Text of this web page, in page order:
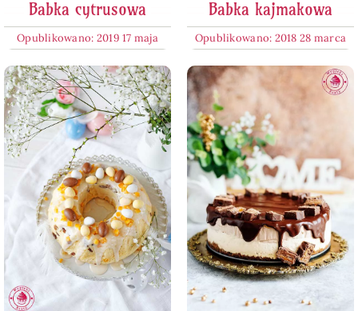
Babka cytrusowa
Opublikowano: 2019 17 maja
Babka kajmakowa
Opublikowano: 2018 28 marca